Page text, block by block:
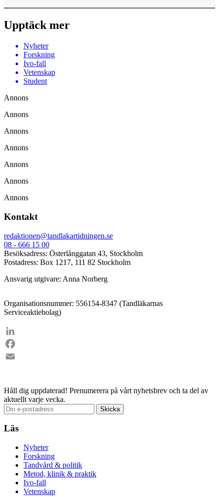
Upptäck mer
Nyheter
Forskning
Ivo-fall
Vetenskap
Student
Annons
Annons
Annons
Annons
Annons
Annons
Annons
Kontakt
redaktionen@tandlakartidningen.se
08 - 666 15 00
Besöksadress: Österlånggatan 43, Stockholm
Postadress: Box 1217, 111 82 Stockholm
Ansvarig utgivare: Anna Norberg
Organisationsnummer: 556154-8347 (Tandläkarnas
Serviceaktiebolag)
LinkedIn
Facebook
Håll dig uppdaterad! Prenumerera på vårt nyhetsbrev och ta del av
aktuellt varje vecka.
Läs
Nyheter
Forskning
Tandvård & politik
Metod, klinik & praktik
Ivo-fall
Vetenskap